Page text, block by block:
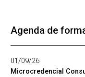
Agenda de
01/09/26
Microcredencial